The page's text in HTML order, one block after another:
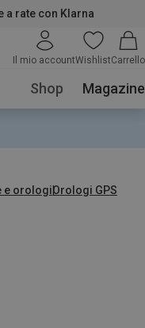
a rate con Klarna
Il mio accountWishlistCarrello
Shop Magazine
e orologiOrologi GPS